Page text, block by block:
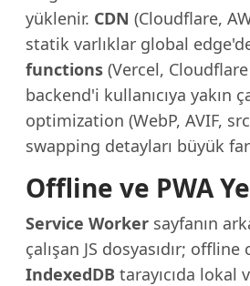
yüklenir. CDN (Cloudflare,
statik varlıklar global
functions (Vercel,
backend'i kullanıcıya yakın
optimization (WebP, AVIF,
swapping detayları büyük
Offline ve PWA
Service Worker sayfanın
çalışan JS dosyasıdır;
IndexedDB tarayıcıda lokal